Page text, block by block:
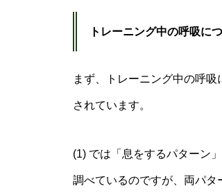
トレーニング中の呼吸に
まず、トレーニング中の呼
されています。
(1) では「息をするパターン
調べているのですが、両パ